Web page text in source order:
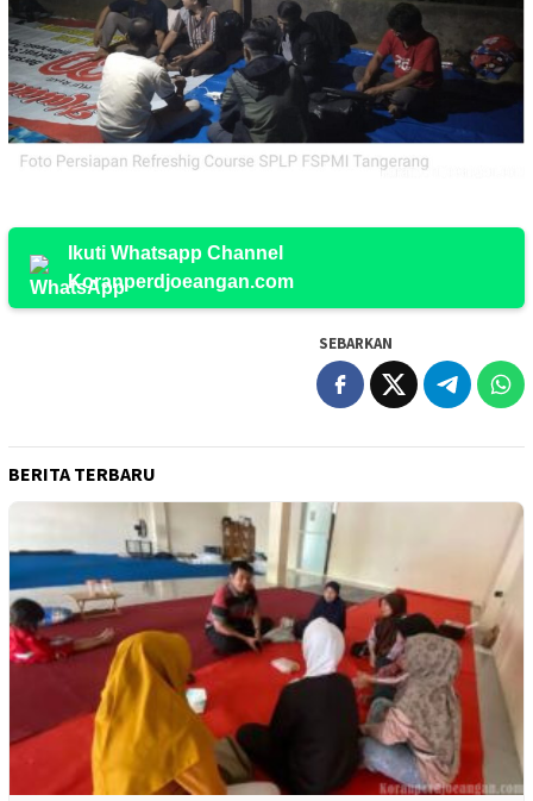
Ikuti Whatsapp Channel
Koranperdjoeangan.com
SEBARKAN
BERITA TERBARU